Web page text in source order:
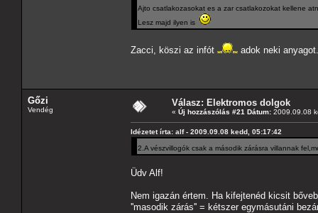
Ajto csatlakozasokat es a zar csatlakozokat kellene
Lesz majd ilyen is
Zacci, köszi az infót adok neki
Gőzi
Vendég
Válasz: Elektromos dolgok
« Új hozzászólás #21 Dátum: 2009.09.08
Idézetet írta: alf - 2009.09.08 kedd, 05:17:42
2.A vészvillogók csak a második zárásra villannak
Üdv Alf!
Nem igazán értem. Ha kifejtenéd kicsit
''masodik zárás'' = kétszer egymásutáni